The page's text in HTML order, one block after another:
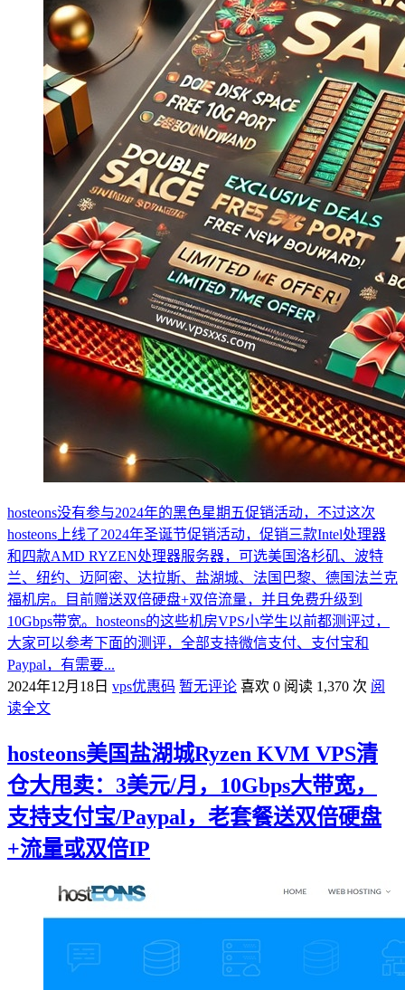
hosteons没有参与2024年的黑色星期五促销活动，不过这次
hosteons上线了2024年圣诞节促销活动，促销三款Intel处理器
和四款AMD RYZEN处理器服务器，可选美国洛杉矶、波特
兰、纽约、迈阿密、达拉斯、盐湖城、法国巴黎、德国法兰克
福机房。目前赠送双倍硬盘+双倍流量，并且免费升级到
10Gbps带宽。hosteons的这些机房VPS小学生以前都测评过，
大家可以参考下面的测评，全部支持微信支付、支付宝和
Paypal，有需要...
2024年12月18日 vps优惠码 暂无评论 喜欢 0 阅读 1,370 次 阅
读全文
hosteons美国盐湖城Ryzen KVM VPS清
仓大甩卖：3美元/月，10Gbps大带宽，
支持支付宝/Paypal，老套餐送双倍硬盘
+流量或双倍IP